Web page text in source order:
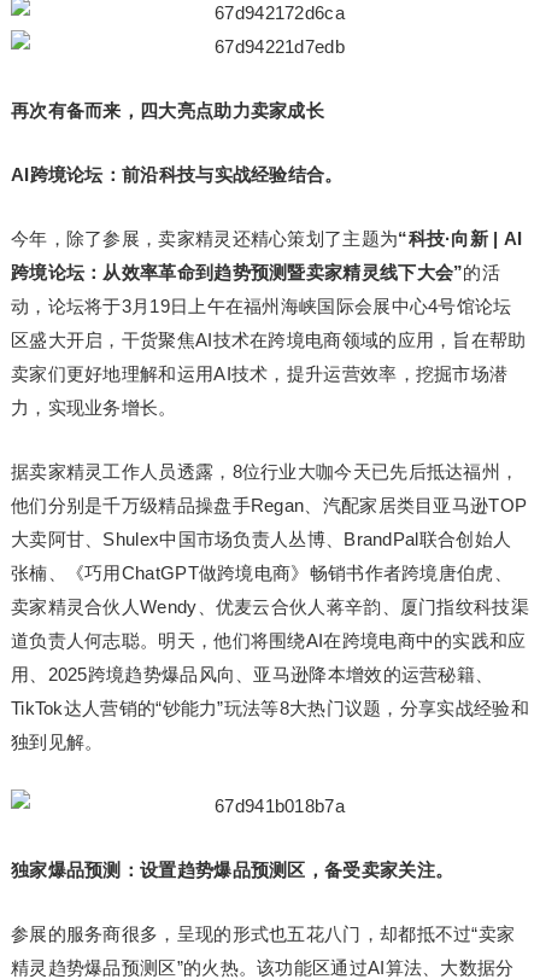
再次有备而来，四大亮点助力卖家成长
AI跨境论坛：前沿科技与实战经验结合。
今年，除了参展，卖家精灵还精心策划了主题为“科技·向新 | AI
跨境论坛：从效率革命到趋势预测暨卖家精灵线下大会”的活
动，论坛将于3月19日上午在福州海峡国际会展中心4号馆论坛
区盛大开启，干货聚焦AI技术在跨境电商领域的应用，旨在帮助
卖家们更好地理解和运用AI技术，提升运营效率，挖掘市场潜
力，实现业务增长。
据卖家精灵工作人员透露，8位行业大咖今天已先后抵达福州，
他们分别是千万级精品操盘手Regan、汽配家居类目亚马逊TOP
大卖阿甘、Shulex中国市场负责人丛博、BrandPal联合创始人
张楠、《巧用ChatGPT做跨境电商》畅销书作者跨境唐伯虎、
卖家精灵合伙人Wendy、优麦云合伙人蒋辛韵、厦门指纹科技渠
道负责人何志聪。明天，他们将围绕AI在跨境电商中的实践和应
用、2025跨境趋势爆品风向、亚马逊降本增效的运营秘籍、
TikTok达人营销的“钞能力”玩法等8大热门议题，分享实战经验和
独到见解。
独家爆品预测：设置趋势爆品预测区，备受卖家关注。
参展的服务商很多，呈现的形式也五花八门，却都抵不过“卖家
精灵趋势爆品预测区”的火热。该功能区通过AI算法、大数据分